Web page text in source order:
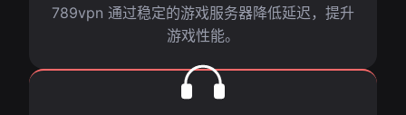
789vpn 通过稳定的游戏服务器降低延迟，提升
游戏性能。